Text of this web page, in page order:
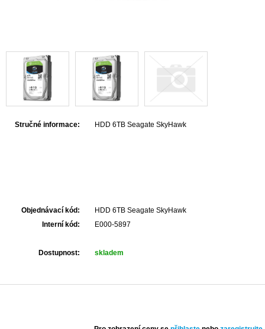
Stručné informace: HDD 6TB Seagate SkyHawk
Objednávací kód:
HDD 6TB Seagate SkyHawk
Interní kód:
E000-5897
Dostupnost: skladem